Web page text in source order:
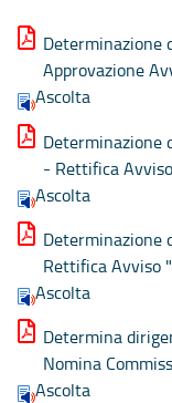
Determinazione
Approvazione
Ascolta
Determinazione
- Rettifica
Ascolta
Determinazione
Rettifica Avviso
Ascolta
Determina
Nomina
Ascolta